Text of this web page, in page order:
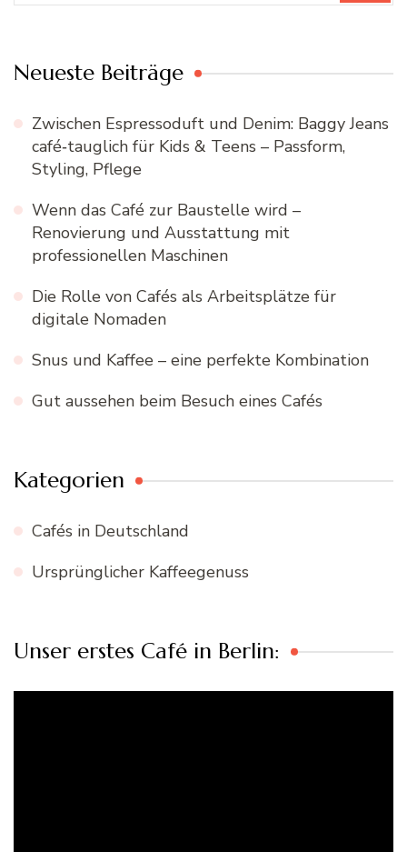
Neueste Beiträge
Zwischen Espressoduft und Denim: Baggy Jeans
café‑tauglich für Kids & Teens – Passform,
Styling, Pflege
Wenn das Café zur Baustelle wird –
Renovierung und Ausstattung mit
professionellen Maschinen
Die Rolle von Cafés als Arbeitsplätze für
digitale Nomaden
Snus und Kaffee – eine perfekte Kombination
Gut aussehen beim Besuch eines Cafés
Kategorien
Cafés in Deutschland
Ursprünglicher Kaffeegenuss
Unser erstes Café in Berlin: